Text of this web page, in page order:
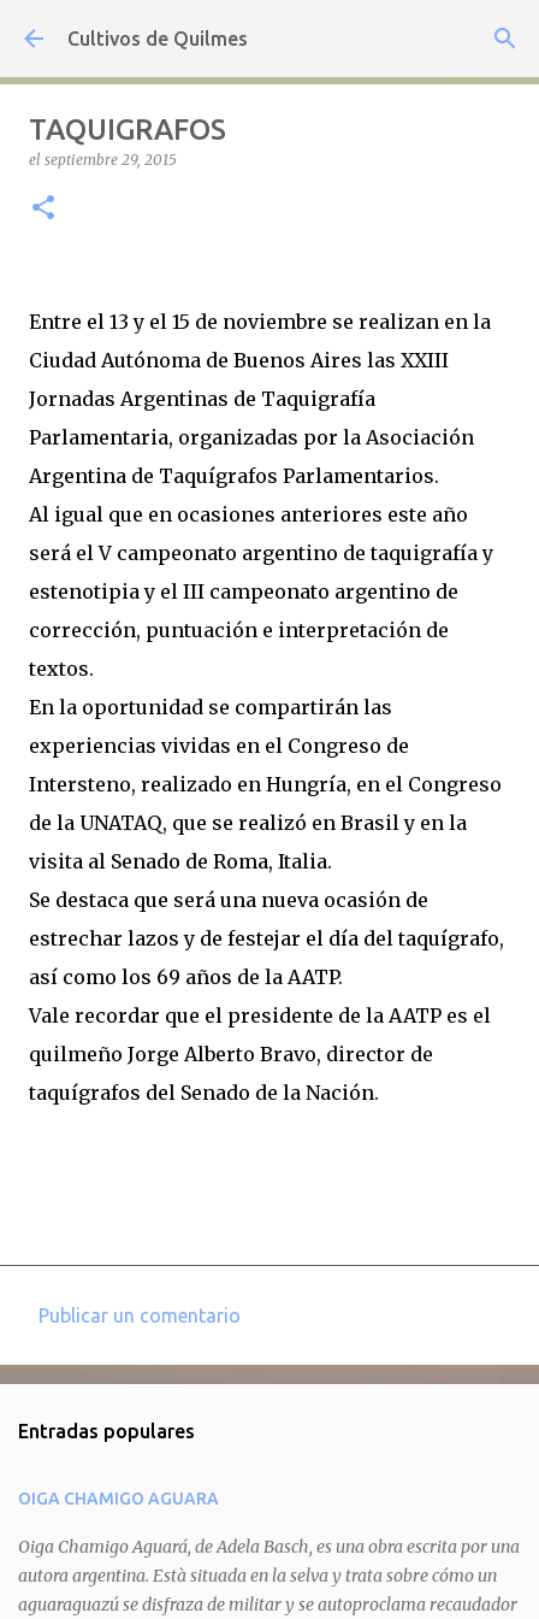
Ir al contenido principal
Cultivos de Quilmes
TAQUIGRAFOS
el septiembre 29, 2015
Entre el 13 y el 15 de noviembre se realizan en la
Ciudad Autónoma de Buenos Aires las XXIII
Jornadas Argentinas de Taquigrafía
Parlamentaria, organizadas por la Asociación
Argentina de Taquígrafos Parlamentarios.
Al igual que en ocasiones anteriores este año
será el V campeonato argentino de taquigrafía y
estenotipia y el III campeonato argentino de
corrección, puntuación e interpretación de
textos.
En la oportunidad se compartirán las
experiencias vividas en el Congreso de
Intersteno, realizado en Hungría, en el Congreso
de la UNATAQ, que se realizó en Brasil y en la
visita al Senado de Roma, Italia.
Se destaca que será una nueva ocasión de
estrechar lazos y de festejar el día del taquígrafo,
así como los 69 años de la AATP.
Vale recordar que el presidente de la AATP es el
quilmeño Jorge Alberto Bravo, director de
taquígrafos del Senado de la Nación.
e
t
a
r
i
Publicar un comentario
Entradas populares
OIGA CHAMIGO AGUARA
Oiga Chamigo Aguará, de Adela Basch, es una obra escrita por una
autora argentina. Està situada en la selva y trata sobre cómo un
aguaraguazú se disfraza de militar y se autoproclama recaudador